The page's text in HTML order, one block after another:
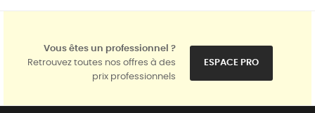
Vous êtes un professionnel ?
Retrouvez toutes nos offres à des
prix professionnels
ESPACE PRO